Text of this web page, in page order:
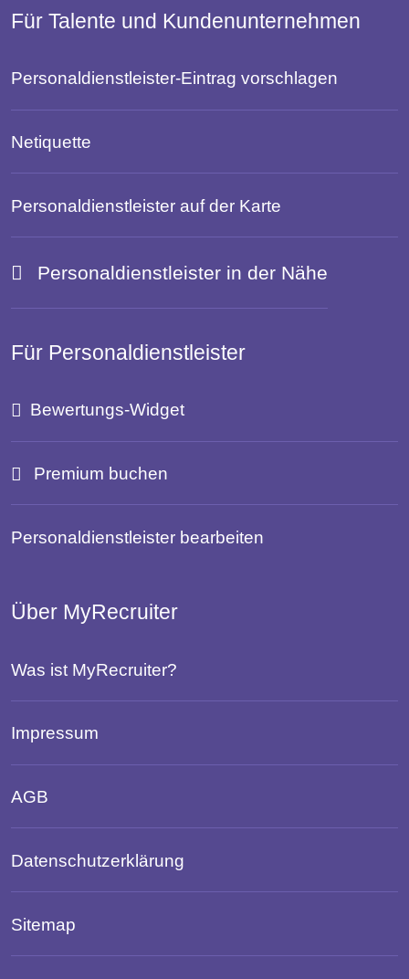
Für Talente und Kundenunternehmen
Personaldienstleister-Eintrag vorschlagen
Netiquette
Personaldienstleister auf der Karte
Personaldienstleister in der Nähe
Für Personaldienstleister
Bewertungs-Widget
Premium buchen
Personaldienstleister bearbeiten
Über MyRecruiter
Was ist MyRecruiter?
Impressum
AGB
Datenschutzerklärung
Sitemap